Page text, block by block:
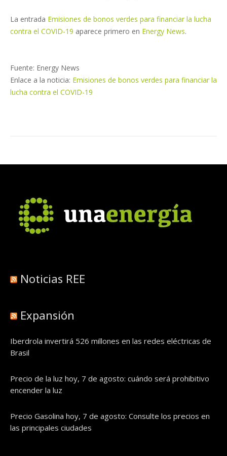
La entrada Emisiones de bonos verdes para financiar la lucha
contra el COVID-19 aparece primero en Energy News.
Fuente: Energy News
Enlace a la noticia: Emisiones de bonos verdes para financiar la
lucha contra el COVID-19
Noticias REE
Expansión
Iberdrola invertirá 526 millones en las redes eléctricas de
Brasil
Precio de la luz hoy, 7 de agosto: cuándo será prohibitivo
encender la luz
Precio Gasolina hoy, 7 de agosto: Consulte los precios en
las principales ciudades